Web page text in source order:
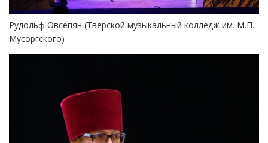
Рудольф Овсепян (Тверской музыкальный колледж им. М.П.
Мусоргского)